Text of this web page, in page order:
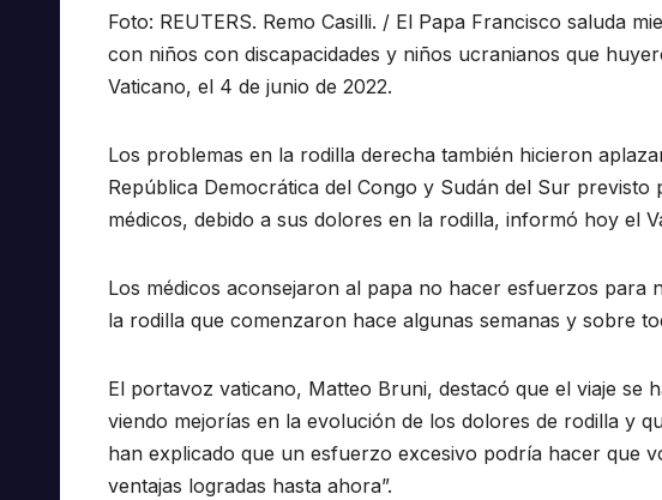
Foto: REUTERS. Remo Casilli. / El Papa Francisco saluda
con niños con discapacidades y niños ucranianos que
Vaticano, el 4 de junio de 2022.
Los problemas en la rodilla derecha también hicieron
República Democrática del Congo y Sudán del Sur
médicos, debido a sus dolores en la rodilla, informó hoy el
Los médicos aconsejaron al papa no hacer esfuerzos para
la rodilla que comenzaron hace algunas semanas y sobre
El portavoz vaticano, Matteo Bruni, destacó que el viaje se
viendo mejorías en la evolución de los dolores de rodilla y
han explicado que un esfuerzo excesivo podría hacer que
ventajas logradas hasta ahora”.